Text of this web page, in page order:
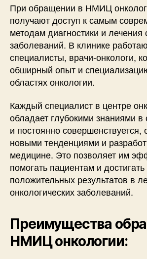
При обращении в НМИЦ
получают доступ к самым
методам диагностики и лечения
заболеваний. В клинике
специалисты, врачи-онкологи,
обширный опыт и
областях онкологии.
Каждый специалист в центре
обладает глубокими знаниями в
и постоянно совершенствуется,
новыми тенденциями и
медицине. Это позволяет им
помогать пациентам и достигать
положительных результатов в
онкологических заболеваний.
Преимущества
НМИЦ онкологии: